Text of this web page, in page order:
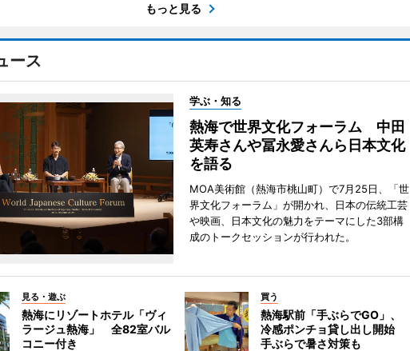
もっと見る
ース
学ぶ・知る
熱海で世界文化フォーラム 中田
英寿さんや冨永愛さんら日本文化
を語る
MOA美術館（熱海市桃山町）で7月25日、「世
界文化フォーラム」が開かれ、日本の伝統工芸
や映画、日本文化の魅力をテーマにした3部構
成のトークセッションが行われた。
見る・遊ぶ
熱海にリゾートホテル「ヴィ
ラージュ熱海」 全82室バル
コニー付き
買う
熱海駅前「手ぶらでGO」、
冷感ポンチョ貸し出し開始
手ぶらで暑さ対策も